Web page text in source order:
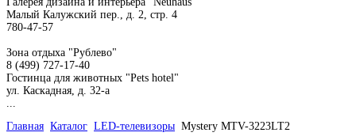
Малый Калужский пер., д. 2, стр. 4
780-47-57
Зона отдыха "Рублево"
8 (499) 727-17-40
Гостинца для животных "Рets hotel"
ул. Каскадная, д. 32-а
Главная Каталог LED-телевизоры Mystery MTV-3223LT2